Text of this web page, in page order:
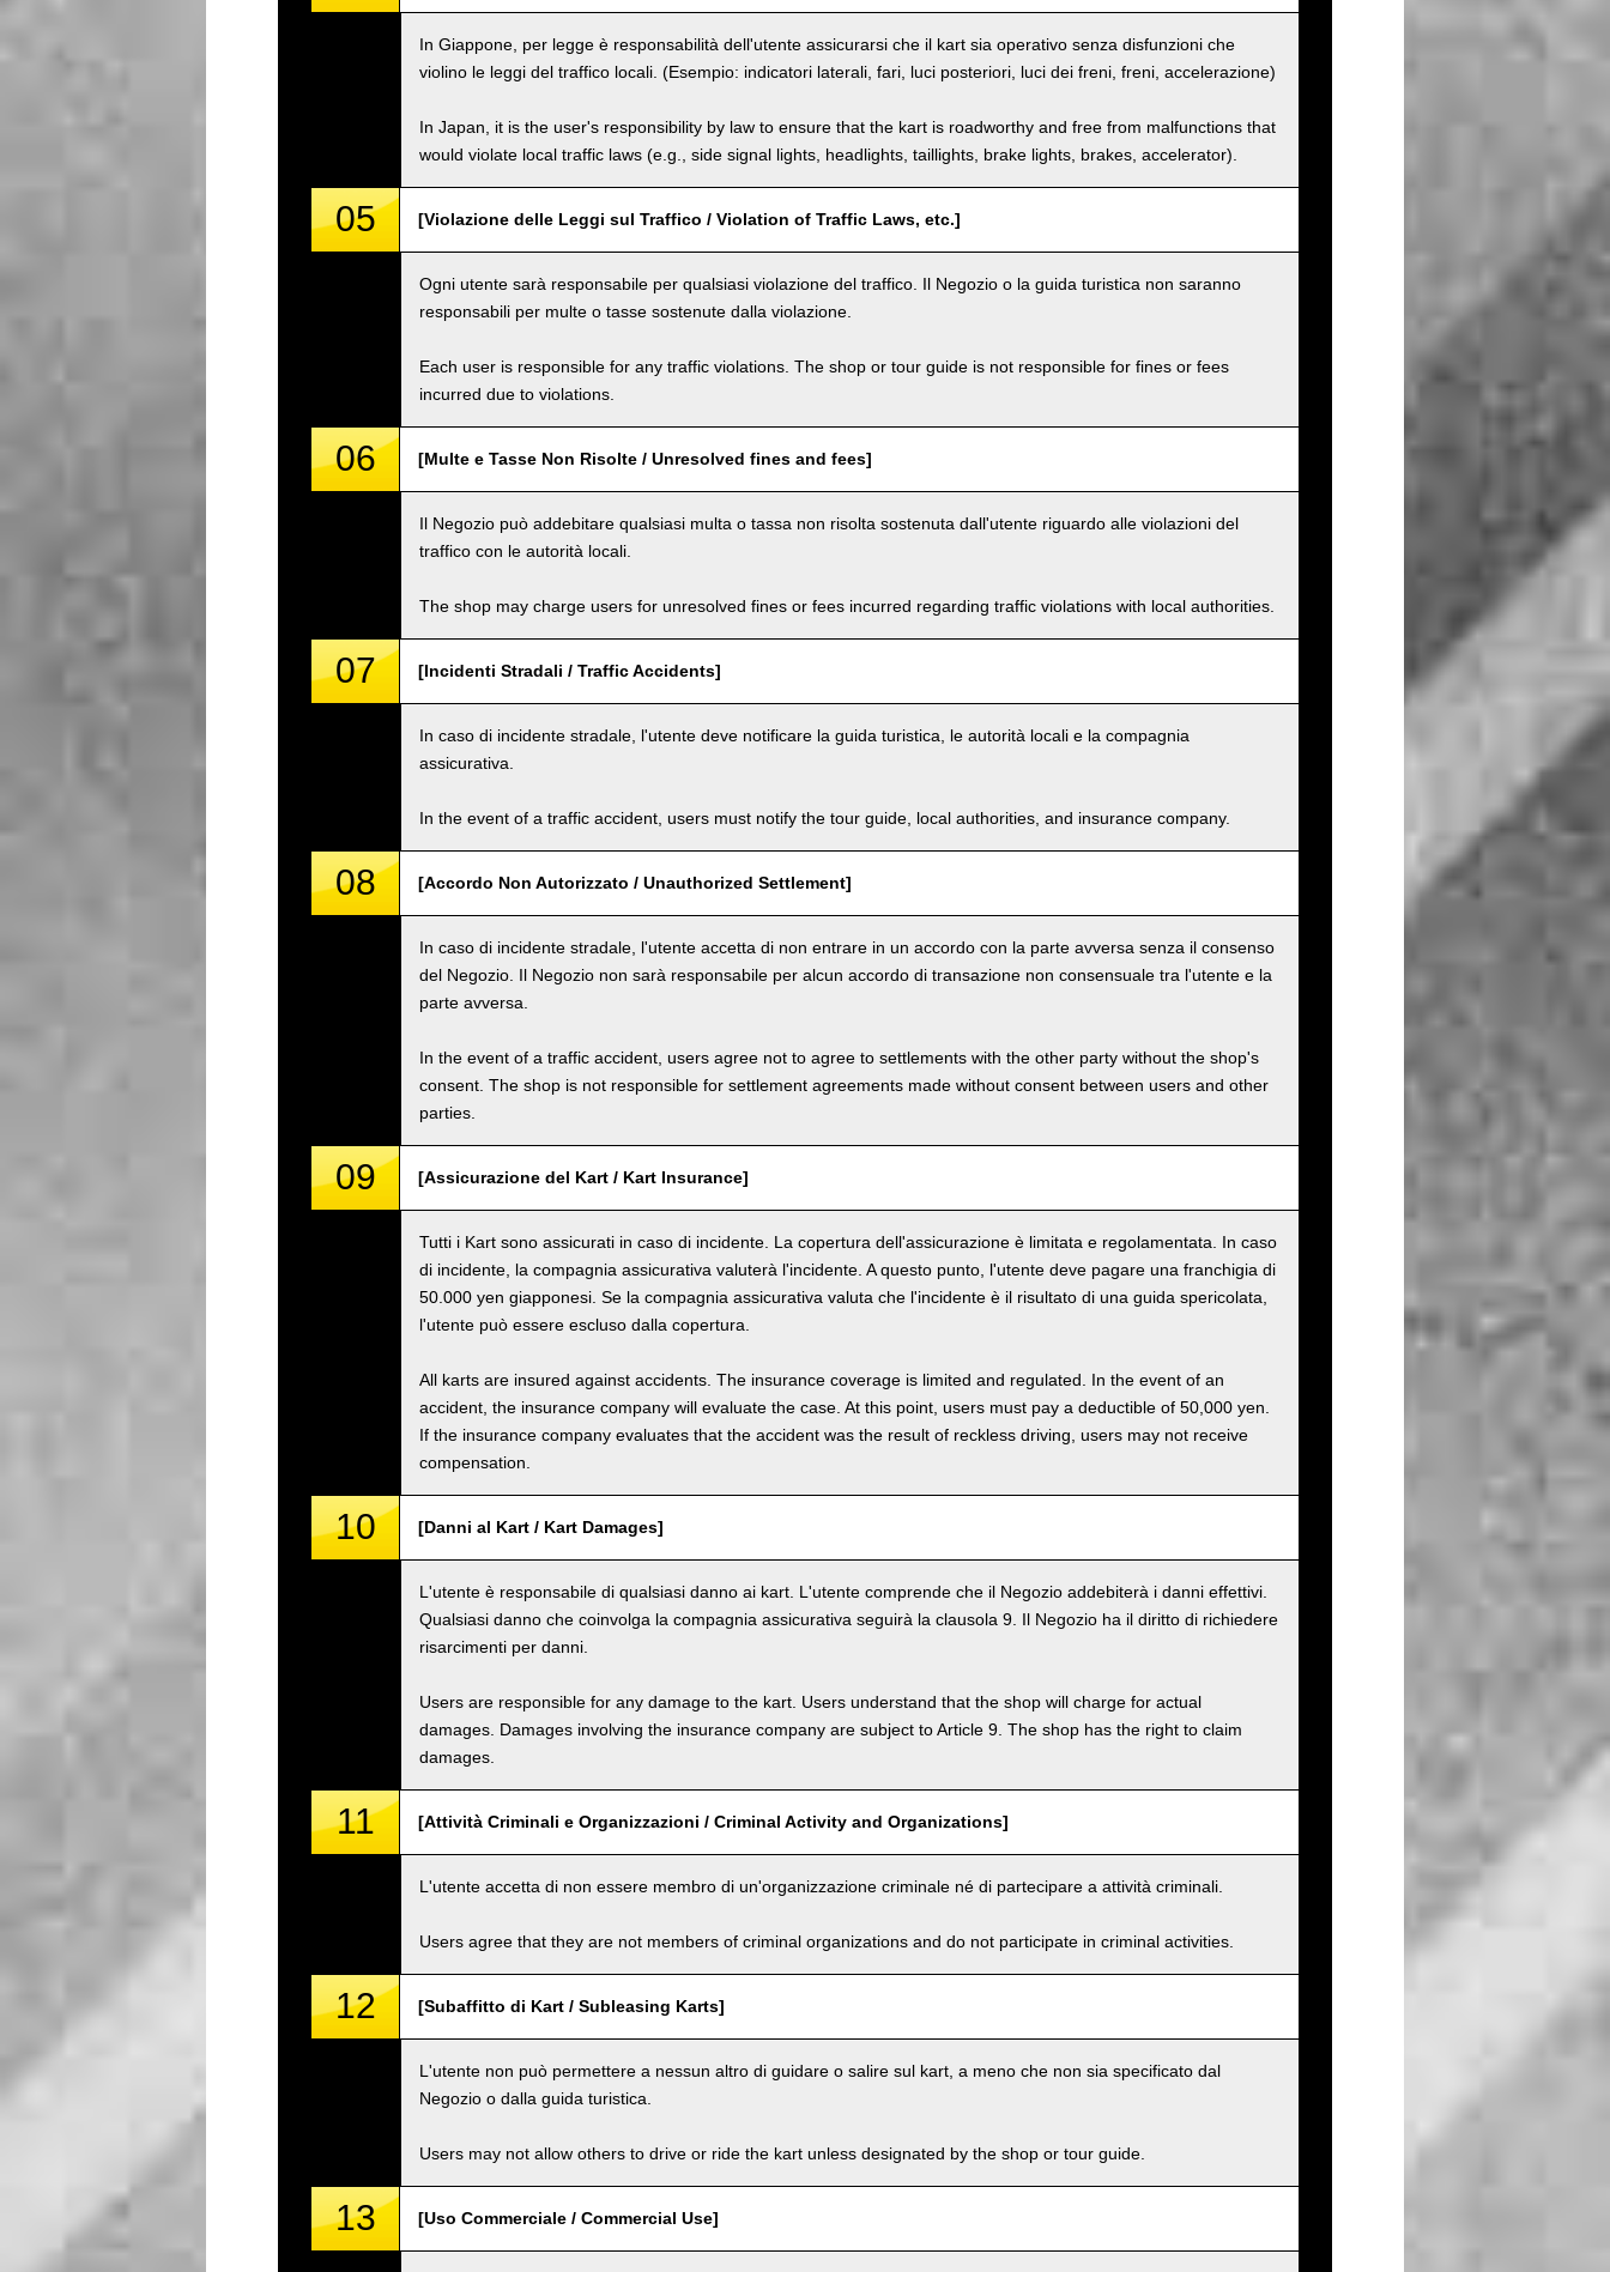
In Giappone, per legge è responsabilità dell'utente assicurarsi che il kart sia operativo senza disfunzioni che
violino le leggi del traffico locali. (Esempio: indicatori laterali, fari, luci posteriori, luci dei freni, freni, accelerazione)
In Japan, it is the user's responsibility by law to ensure that the kart is roadworthy and free from malfunctions that
would violate local traffic laws (e.g., side signal lights, headlights, taillights, brake lights, brakes, accelerator).
05 [Violazione delle Leggi sul Traffico / Violation of Traffic Laws, etc.]
Ogni utente sarà responsabile per qualsiasi violazione del traffico. Il Negozio o la guida turistica non saranno
responsabili per multe o tasse sostenute dalla violazione.
Each user is responsible for any traffic violations. The shop or tour guide is not responsible for fines or fees
incurred due to violations.
06 [Multe e Tasse Non Risolte / Unresolved fines and fees]
Il Negozio può addebitare qualsiasi multa o tassa non risolta sostenuta dall'utente riguardo alle violazioni del
traffico con le autorità locali.
The shop may charge users for unresolved fines or fees incurred regarding traffic violations with local authorities.
07 [Incidenti Stradali / Traffic Accidents]
In caso di incidente stradale, l'utente deve notificare la guida turistica, le autorità locali e la compagnia
assicurativa.
In the event of a traffic accident, users must notify the tour guide, local authorities, and insurance company.
08 [Accordo Non Autorizzato / Unauthorized Settlement]
In caso di incidente stradale, l'utente accetta di non entrare in un accordo con la parte avversa senza il consenso
del Negozio. Il Negozio non sarà responsabile per alcun accordo di transazione non consensuale tra l'utente e la
parte avversa.
In the event of a traffic accident, users agree not to agree to settlements with the other party without the shop's
consent. The shop is not responsible for settlement agreements made without consent between users and other
parties.
09 [Assicurazione del Kart / Kart Insurance]
Tutti i Kart sono assicurati in caso di incidente. La copertura dell'assicurazione è limitata e regolamentata. In caso
di incidente, la compagnia assicurativa valuterà l'incidente. A questo punto, l'utente deve pagare una franchigia di
50.000 yen giapponesi. Se la compagnia assicurativa valuta che l'incidente è il risultato di una guida spericolata,
l'utente può essere escluso dalla copertura.
All karts are insured against accidents. The insurance coverage is limited and regulated. In the event of an
accident, the insurance company will evaluate the case. At this point, users must pay a deductible of 50,000 yen.
If the insurance company evaluates that the accident was the result of reckless driving, users may not receive
compensation.
10 [Danni al Kart / Kart Damages]
L'utente è responsabile di qualsiasi danno ai kart. L'utente comprende che il Negozio addebiterà i danni effettivi.
Qualsiasi danno che coinvolga la compagnia assicurativa seguirà la clausola 9. Il Negozio ha il diritto di richiedere
risarcimenti per danni.
Users are responsible for any damage to the kart. Users understand that the shop will charge for actual
damages. Damages involving the insurance company are subject to Article 9. The shop has the right to claim
damages.
11 [Attività Criminali e Organizzazioni / Criminal Activity and Organizations]
L'utente accetta di non essere membro di un'organizzazione criminale né di partecipare a attività criminali.
Users agree that they are not members of criminal organizations and do not participate in criminal activities.
12 [Subaffitto di Kart / Subleasing Karts]
L'utente non può permettere a nessun altro di guidare o salire sul kart, a meno che non sia specificato dal
Negozio o dalla guida turistica.
Users may not allow others to drive or ride the kart unless designated by the shop or tour guide.
13 [Uso Commerciale / Commercial Use]